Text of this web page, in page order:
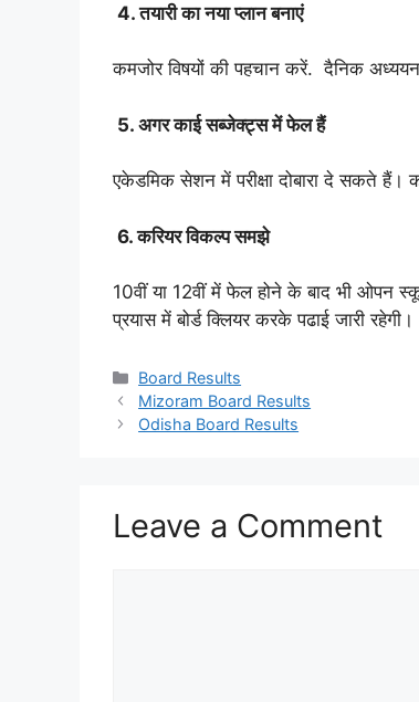
4. तयारी का नया प्लान बनाएं
कमजोर विषयों की पहचान करें. दैनिक
5. अगर काई सब्जेक्ट्स में फेल हैं
एकेडमिक सेशन में परीक्षा दोबारा दे सकते हैं।
6. करियर विकल्प समझे
10वीं या 12वीं में फेल होने के बाद भी ओपन
प्रयास में बोर्ड क्लियर करके पढाई जारी रहेगी।
Categories
Board Results
Mizoram Board Results
Odisha Board Results
Leave a Comment